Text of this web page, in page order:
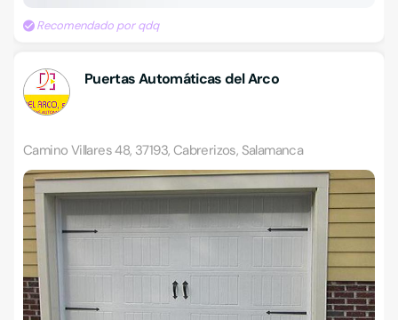
Recomendado por qdq
Puertas Automáticas del Arco
Camino Villares 48, 37193, Cabrerizos, Salamanca